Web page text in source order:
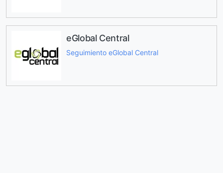
eGlobal Central
Seguimiento eGlobal Central